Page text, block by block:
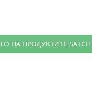
НА ПРОДУКТИТЕ SATCH